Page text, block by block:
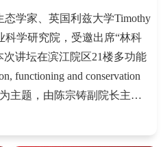
态学家、英国利兹大学Timothy
科学研究院，受邀出席“林科
讲坛在滨江院区21楼多功能
functioning and conservation
为主题，由陈宗铸副院长主